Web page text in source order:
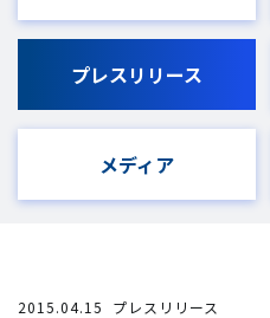
プレスリリース
メディア
2015.04.15 プレスリリース